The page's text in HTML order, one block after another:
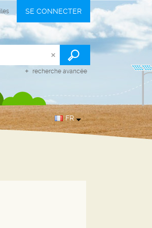
SE CONNECTER
recherche avancée
FR